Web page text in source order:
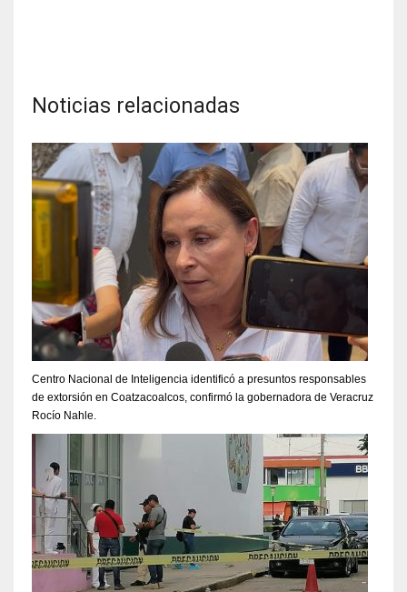
Noticias relacionadas
Centro Nacional de Inteligencia identificó a presuntos responsables
de extorsión en Coatzacoalcos, confirmó la gobernadora de Veracruz
Rocío Nahle.